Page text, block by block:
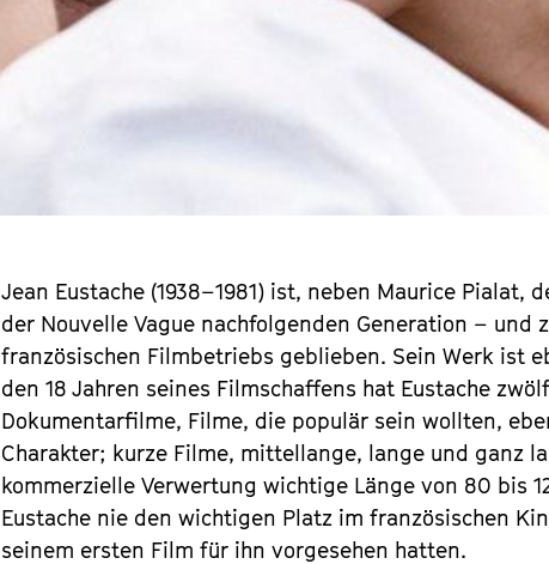
Jean Eustache (1938–1981) ist, neben Maurice
der Nouvelle Vague nachfolgenden Generation – und
französischen Filmbetriebs geblieben. Sein Werk ist
den 18 Jahren seines Filmschaffens hat Eustache
Dokumentarfilme, Filme, die populär sein wollten,
Charakter; kurze Filme, mittellange, lange und ganz
kommerzielle Verwertung wichtige Länge von 80 bis
Eustache nie den wichtigen Platz im französischen
seinem ersten Film für ihn vorgesehen hatten.